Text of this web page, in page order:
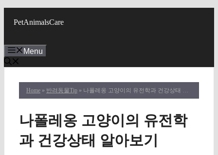
PetAnimalsCare
Menu
Home » 반려동물Tip » 나폴레옹 고양이의 유전학과 건강상태 알아보기
나폴레옹 고양이의 유전학
과 건강상태 알아보기